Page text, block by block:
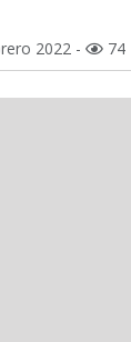
2022 - 74